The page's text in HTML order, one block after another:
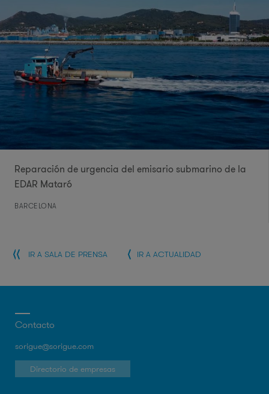
Reparación de urgencia del emisario submarino de la
EDAR Mataró
BARCELONA
IR A SALA DE PRENSA IR A ACTUALIDAD
Contacto
sorigue@sorigue.com
Directorio de empresas